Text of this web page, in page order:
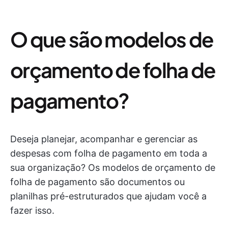
O que são modelos de
orçamento de folha de
pagamento?
Deseja planejar, acompanhar e gerenciar as
despesas com folha de pagamento em toda a
sua organização? Os modelos de orçamento de
folha de pagamento são documentos ou
planilhas pré-estruturados que ajudam você a
fazer isso.